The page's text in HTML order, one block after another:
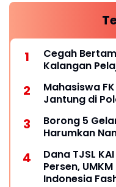
Cegah
Kalangan
Mahasiswa
Jantung di
Borong 5
Harumkan
Dana TJSL
Persen,
Indonesia